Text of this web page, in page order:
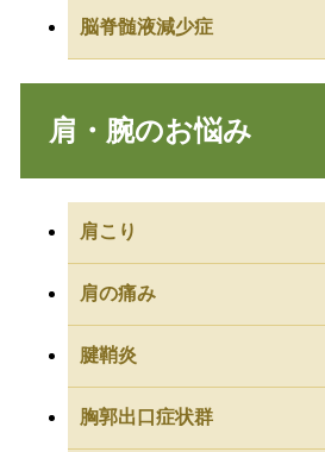
脳脊髄液減少症
肩・腕のお悩み
肩こり
肩の痛み
腱鞘炎
胸郭出口症状群